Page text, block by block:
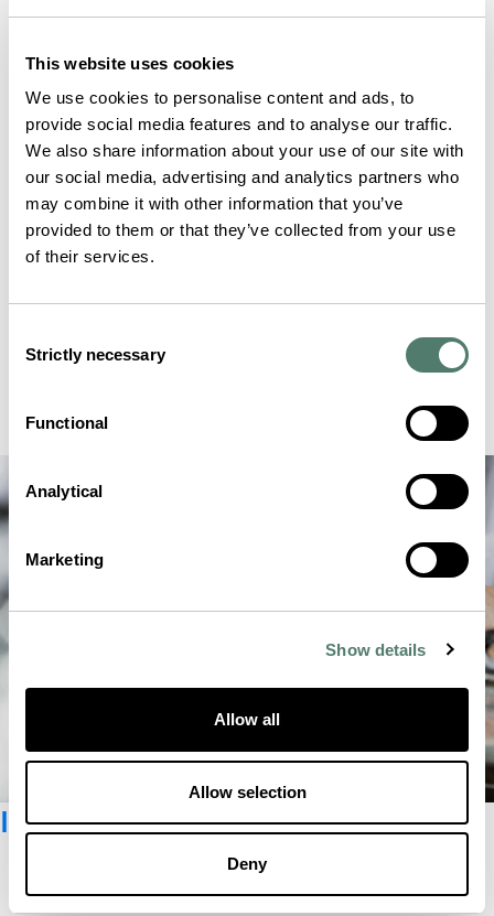
This website uses cookies
We use cookies to personalise content and ads, to
provide social media features and to analyse our traffic.
We also share information about your use of our site with
our social media, advertising and analytics partners who
may combine it with other information that you’ve
provided to them or that they’ve collected from your use
of their services.
Selection
Strictly necessary
Functional
Analytical
Marketing
Show details
Allow all
Allow selection
Deny
Inscrivez-vous à la Newsletter